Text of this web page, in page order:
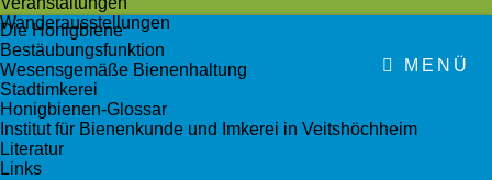
Wanderausstellungen
MENÜ
Die Honigbiene
Bestäubungsfunktion
Wesensgemäße Bienenhaltung
Stadtimkerei
Honigbienen-Glossar
Institut für Bienenkunde und Imkerei in Veitshöchheim
Literatur
Links